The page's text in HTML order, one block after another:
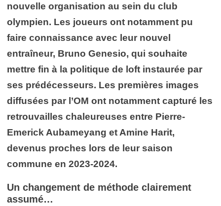
nouvelle organisation au sein du club
olympien. Les joueurs ont notamment pu
faire connaissance avec leur nouvel
entraîneur, Bruno Genesio, qui souhaite
mettre fin à la politique de loft instaurée par
ses prédécesseurs. Les premières images
diffusées par l’OM ont notamment capturé les
retrouvailles chaleureuses entre Pierre-
Emerick Aubameyang et Amine Harit,
devenus proches lors de leur saison
commune en 2023-2024.
Un changement de méthode clairement
assumé…